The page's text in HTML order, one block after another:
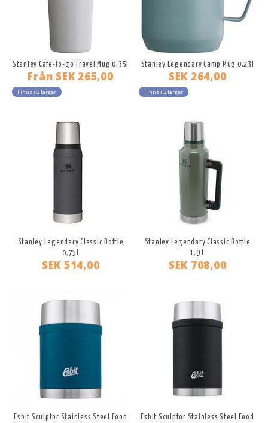
Stanley Café-to-go Travel Mug 0,35l
Från SEK 265,00
Finns i 2 färger
Stanley Legendary Camp Mug 0,23l
SEK 264,00
Finns i 2 färger
Stanley Legendary Classic Bottle
0,75l
SEK 514,00
Stanley Legendary Classic Bottle
1,9 L
SEK 708,00
Esbit Sculptor Stainless Steel Food
Esbit Sculptor Stainless Steel Food